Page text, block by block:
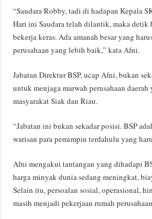
“Saudara Robby, tadi di hadapan Kepala
Hari ini Saudara telah dilantik, maka detik
bekerja keras. Ada amanah besar yang
perusahaan yang lebih baik,” kata Afni.
Jabatan Direktur BSP, ucap Afni, bukan
untuk menjaga marwah perusahaan
masyarakat Siak dan Riau.
“Jabatan ini bukan sekadar posisi. BSP
warisan para pemimpin terdahulu yang
Afni mengakui tantangan yang dihadapi
harga minyak dunia sedang meningkat,
Selain itu, persoalan sosial, operasional,
masih menjadi pekerjaan rumah